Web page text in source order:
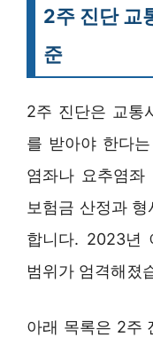
2주 진단 교
준
2주 진단은 교통
를 받아야 한다
염좌나 요추염
보험금 산정과
합니다. 2023년
범위가 엄격해졌
아래 목록은 2주